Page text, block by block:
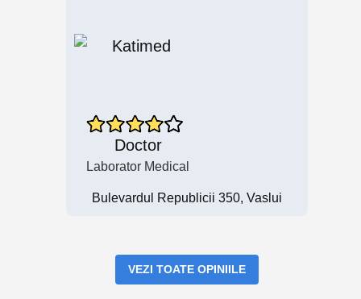
Doctor
Laborator Medical
Bulevardul Republicii 350, Vaslui
VEZI TOATE OPINIILE